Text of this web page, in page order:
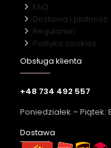
FAQ
Dostawa i płatność
Regulamin
Polityka cookies
Obsługa klienta
+48 734 492 557
Poniedziałek – Piątek:
Dostawa